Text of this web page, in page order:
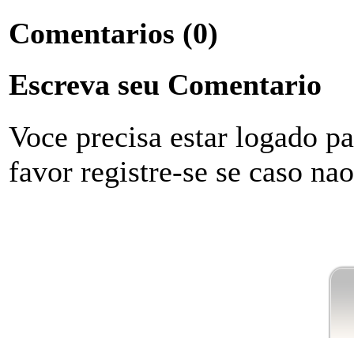
Comentarios (0)
Escreva seu Comentario
Voce precisa estar logado
favor registre-se se caso